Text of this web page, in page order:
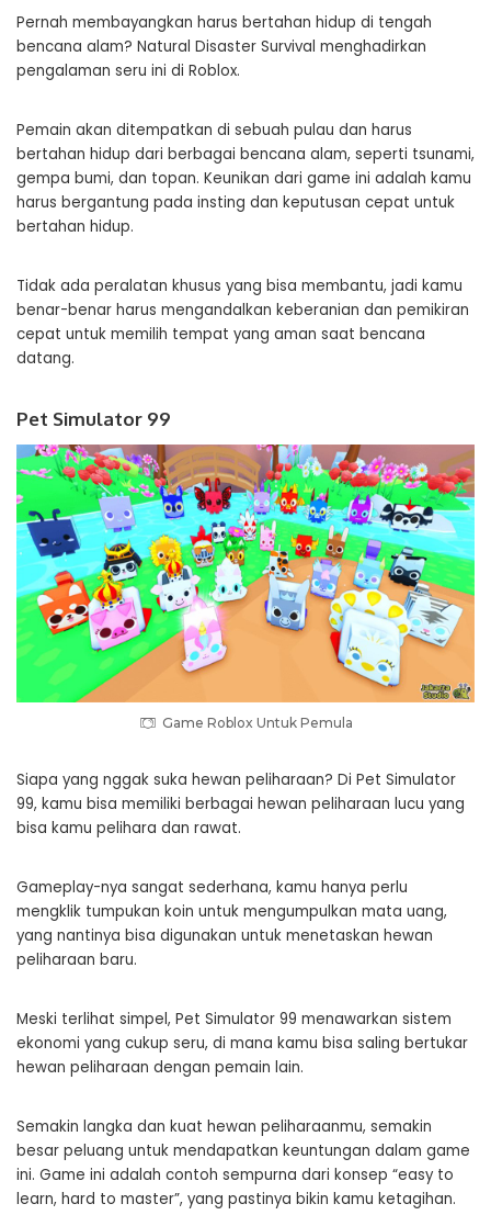
Pernah membayangkan harus bertahan hidup di tengah
bencana alam? Natural Disaster Survival menghadirkan
pengalaman seru ini di Roblox.
Pemain akan ditempatkan di sebuah pulau dan harus
bertahan hidup dari berbagai bencana alam, seperti tsunami,
gempa bumi, dan topan. Keunikan dari game ini adalah kamu
harus bergantung pada insting dan keputusan cepat untuk
bertahan hidup.
Tidak ada peralatan khusus yang bisa membantu, jadi kamu
benar-benar harus mengandalkan keberanian dan pemikiran
cepat untuk memilih tempat yang aman saat bencana
datang.
Pet Simulator 99
Game Roblox Untuk Pemula
Siapa yang nggak suka hewan peliharaan? Di Pet Simulator
99, kamu bisa memiliki berbagai hewan peliharaan lucu yang
bisa kamu pelihara dan rawat.
Gameplay-nya sangat sederhana, kamu hanya perlu
mengklik tumpukan koin untuk mengumpulkan mata uang,
yang nantinya bisa digunakan untuk menetaskan hewan
peliharaan baru.
Meski terlihat simpel, Pet Simulator 99 menawarkan sistem
ekonomi yang cukup seru, di mana kamu bisa saling bertukar
hewan peliharaan dengan pemain lain.
Semakin langka dan kuat hewan peliharaanmu, semakin
besar peluang untuk mendapatkan keuntungan dalam game
ini. Game ini adalah contoh sempurna dari konsep “easy to
learn, hard to master”, yang pastinya bikin kamu ketagihan.